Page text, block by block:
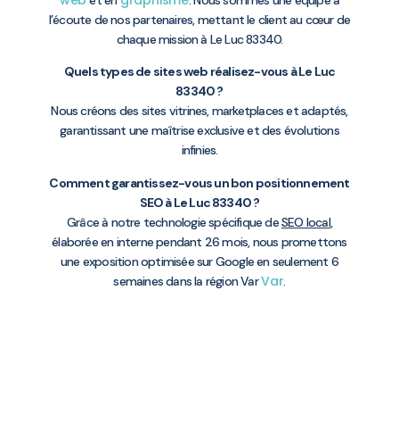
l’écoute de nos partenaires, mettant le client au cœur de
chaque mission à Le Luc 83340.
Quels types de sites web réalisez-vous à Le Luc
83340 ?
Nous créons des sites vitrines, marketplaces et adaptés,
garantissant une maîtrise exclusive et des évolutions
infinies.
Comment garantissez-vous un bon positionnement
SEO à Le Luc 83340 ?
Grâce à notre technologie spécifique deSEO local,
élaborée en interne pendant 26 mois, nous promettons
une exposition optimisée sur Google en seulement 6
semaines dans la région VarVar.